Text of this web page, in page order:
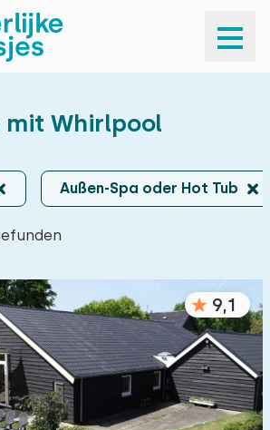
Suchen
Hot Tub 36
14
mit Whirlpool
Außen-Spa oder Hot Tub
9,1